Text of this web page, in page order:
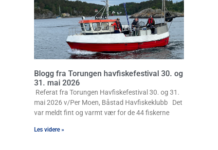
Blogg fra Torungen havfiskefestival 30. og
31. mai 2026
Referat fra Torungen Havfiskefestival 30. og 31.
mai 2026 v/Per Moen, Båstad Havfiskeklubb Det
var meldt fint og varmt vær for de 44 fiskerne
Les videre »